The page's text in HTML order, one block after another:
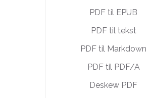
PDF til EPUB
PDF til tekst
PDF til Markdown
PDF til PDF/A
Deskew PDF